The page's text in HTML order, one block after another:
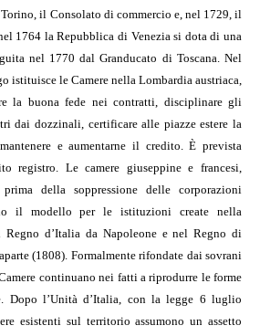
il Consolato di commercio e, nel 1729, il
1764 la Repubblica di Venezia si dota di una
nel 1770 dal Granducato di Toscana. Nel
istituisce le Camere nella Lombardia austriaca,
la buona fede nei contratti, disciplinare gli
dai dozzinali, certificare alle piazze estere la
e aumentarne il credito. È prevista
registro. Le camere giuseppine e francesi,
della soppressione delle corporazioni
il modello per le istituzioni create nella
d’Italia da Napoleone e nel Regno di
(1808). Formalmente rifondate dai sovrani
continuano nei fatti a riprodurre le forme
Dopo l’Unità d’Italia, con la legge 6 luglio
esistenti sul territorio assumono un assetto